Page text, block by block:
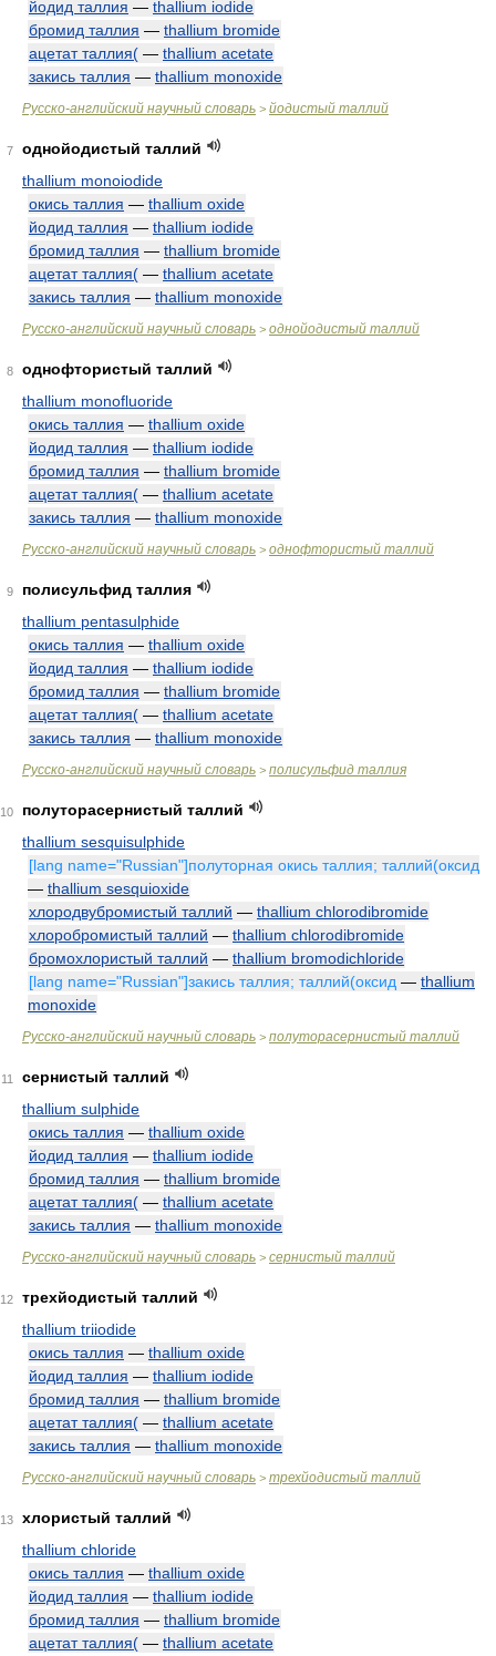
йодид таллия — thallium iodide
бромид таллия — thallium bromide
ацетат таллия( — thallium acetate
закись таллия — thallium monoxide
Русско-английский научный словарь > йодистый таллий
7
однойодистый таллий
thallium monoiodide
окись таллия — thallium oxide
йодид таллия — thallium iodide
бромид таллия — thallium bromide
ацетат таллия( — thallium acetate
закись таллия — thallium monoxide
Русско-английский научный словарь > однойодистый таллий
8
однофтористый таллий
thallium monofluoride
окись таллия — thallium oxide
йодид таллия — thallium iodide
бромид таллия — thallium bromide
ацетат таллия( — thallium acetate
закись таллия — thallium monoxide
Русско-английский научный словарь > однофтористый таллий
9
полисульфид таллия
thallium pentasulphide
окись таллия — thallium oxide
йодид таллия — thallium iodide
бромид таллия — thallium bromide
ацетат таллия( — thallium acetate
закись таллия — thallium monoxide
Русско-английский научный словарь > полисульфид таллия
10
полуторасернистый таллий
thallium sesquisulphide
[lang name="Russian"]полуторная окись таллия; таллий(оксид
— thallium sesquioxide
хлородвубромистый таллий — thallium chlorodibromide
хлоробромистый таллий — thallium chlorodibromide
бромохлористый таллий — thallium bromodichloride
[lang name="Russian"]закись таллия; таллий(оксид — thallium
monoxide
Русско-английский научный словарь > полуторасернистый таллий
11
сернистый таллий
thallium sulphide
окись таллия — thallium oxide
йодид таллия — thallium iodide
бромид таллия — thallium bromide
ацетат таллия( — thallium acetate
закись таллия — thallium monoxide
Русско-английский научный словарь > сернистый таллий
12
трехйодистый таллий
thallium triiodide
окись таллия — thallium oxide
йодид таллия — thallium iodide
бромид таллия — thallium bromide
ацетат таллия( — thallium acetate
закись таллия — thallium monoxide
Русско-английский научный словарь > трехйодистый таллий
13
хлористый таллий
thallium chloride
окись таллия — thallium oxide
йодид таллия — thallium iodide
бромид таллия — thallium bromide
ацетат таллия( — thallium acetate